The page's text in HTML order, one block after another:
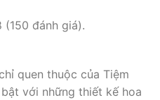
(150 đánh giá).
quen thuộc của Tiệm
với những thiết kế hoa